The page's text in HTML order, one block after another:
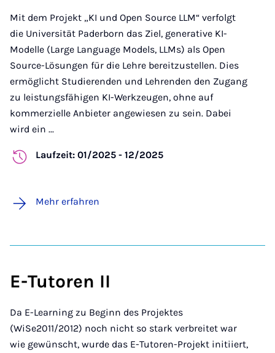
Mit dem Projekt „KI und Open Source LLM“ verfolgt
die Universität Paderborn das Ziel, generative KI-
Modelle (Large Language Models, LLMs) als Open
Source-Lösungen für die Lehre bereitzustellen. Dies
ermöglicht Studierenden und Lehrenden den Zugang
zu leistungsfähigen KI-Werkzeugen, ohne auf
kommerzielle Anbieter angewiesen zu sein. Dabei
wird ein ...
Laufzeit: 01/2025 - 12/2025
Mehr erfahren
E-Tutoren II
Da E-Learning zu Beginn des Projektes
(WiSe2011/2012) noch nicht so stark verbreitet war
wie gewünscht, wurde das E-Tutoren-Projekt initiiert,